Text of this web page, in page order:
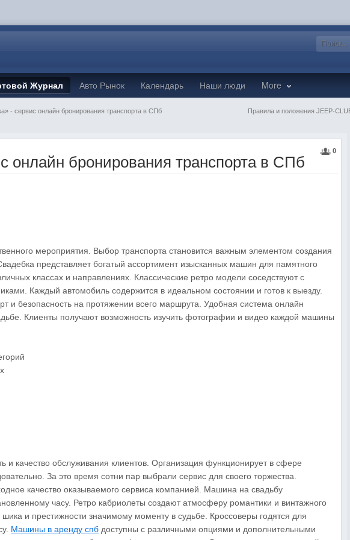
Журнал Авто Рынок Календарь Наши люди More
- сервис онлайн бронирования транспорта в СПб Правила и положения JEEP-
0
онлайн бронирования транспорта в СПб
мероприятия. Выбор транспорта становится важным элементом создания
представляет богатый ассортимент изысканных машин для памятного
классах и направлениях. Классические ретро модели соседствуют с
Каждый автомобиль содержится в идеальном состоянии и готов к выезду.
и безопасность на протяжении всего маршрута. Удобная система онлайн
Клиенты получают возможность изучить фотографии и видео каждой машины
и качество обслуживания клиентов. Организация функционирует в сфере
За это время сотни пар выбрали сервис для своего торжества.
качество оказываемого сервиса компанией. Машина на свадьбу
часу. Ретро кабриолеты создают атмосферу романтики и винтажного
и престижности значимому моменту в судьбе. Кроссоверы годятся для
Машины в аренду спб доступны с различными опциями и дополнительными